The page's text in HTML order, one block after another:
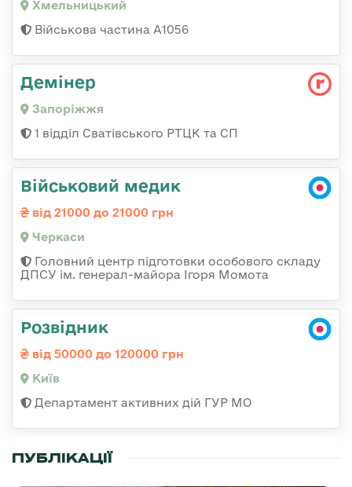
Хмельницький
Військова частина А1056
Демінер
Запоріжжя
1 відділ Сватівського РТЦК та СП
Військовий медик
від 21000 до 21000 грн
Черкаси
Головний центр підготовки особового складу
ДПСУ ім. генерал-майора Ігоря Момота
Розвідник
від 50000 до 120000 грн
Київ
Департамент активних дій ГУР МО
ПУБЛІКАЦІЇ